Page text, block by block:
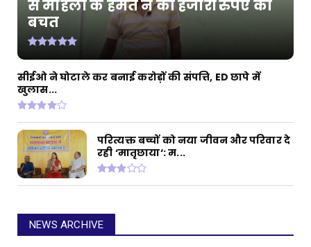
से मोहला के हेमंत ने की हजारों रुपए की
बचत
सीईओ ने घोटाले कर बनाई करोड़ों की संपत्ति, ED छापे में
खुलास...
परित्यक्त बच्चों को नया जीवन और परिवार दे
रही ‘मातृछाया‘: म...
NEWS ARCHIVE